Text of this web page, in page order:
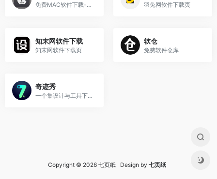
免费MAC软件下载----解锁版软件 羽兔网软件下载页
知末网软件下载
知末网软件下载页
软仓
免费软件仓库
奇迹秀
一个集设计与工具下载的网站
Copyright © 2026 七页纸 Design by 七页纸